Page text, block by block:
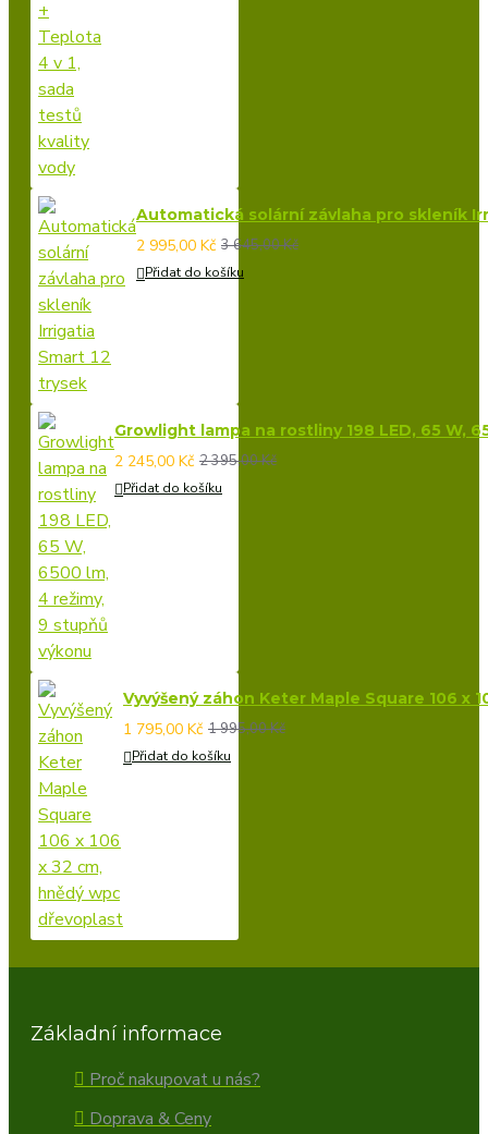
Automatická solární závlaha pro skleník
2 995,00 Kč 3 645,00 Kč
Přidat do košíku
Growlight lampa na rostliny 198 LED, 65 W,
2 245,00 Kč 2 395,00 Kč
Přidat do košíku
Vyvýšený záhon Keter Maple Square 106 x
1 795,00 Kč 1 995,00 Kč
Přidat do košíku
Základní informace
Proč nakupovat u nás?
Doprava & Ceny